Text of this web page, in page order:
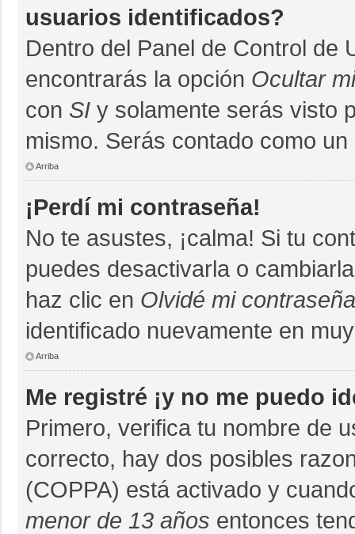
usuarios identificados?
Dentro del Panel de Control de
encontrarás la opción Ocultar
con SI y solamente serás visto
mismo. Serás contado como
Arriba
¡Perdí mi contraseña!
No te asustes, ¡calma! Si tu
puedes desactivarla o
haz clic en Olvidé mi contraseña
identificado nuevamente en
Arriba
Me registré ¡y no me puedo
Primero, verifica tu nombre de
correcto, hay dos posibles
(COPPA) está activado y
menor de 13 años entonces